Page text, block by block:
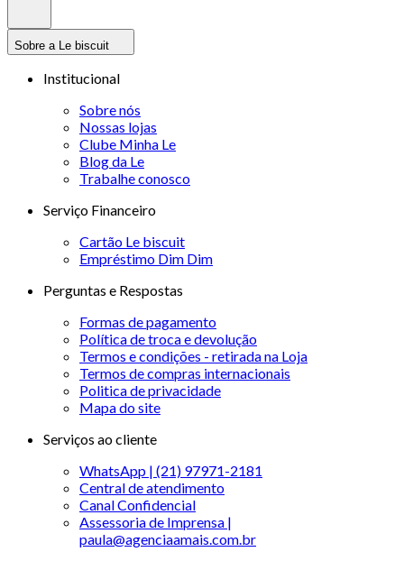
Sobre a Le biscuit
Institucional
Sobre nós
Nossas lojas
Clube Minha Le
Blog da Le
Trabalhe conosco
Serviço Financeiro
Cartão Le biscuit
Empréstimo Dim Dim
Perguntas e Respostas
Formas de pagamento
Política de troca e devolução
Termos e condições - retirada na Loja
Termos de compras internacionais
Politica de privacidade
Mapa do site
Serviços ao cliente
WhatsApp | (21) 97971-2181
Central de atendimento
Canal Confidencial
Assessoria de Imprensa |
paula@agenciaamais.com.br